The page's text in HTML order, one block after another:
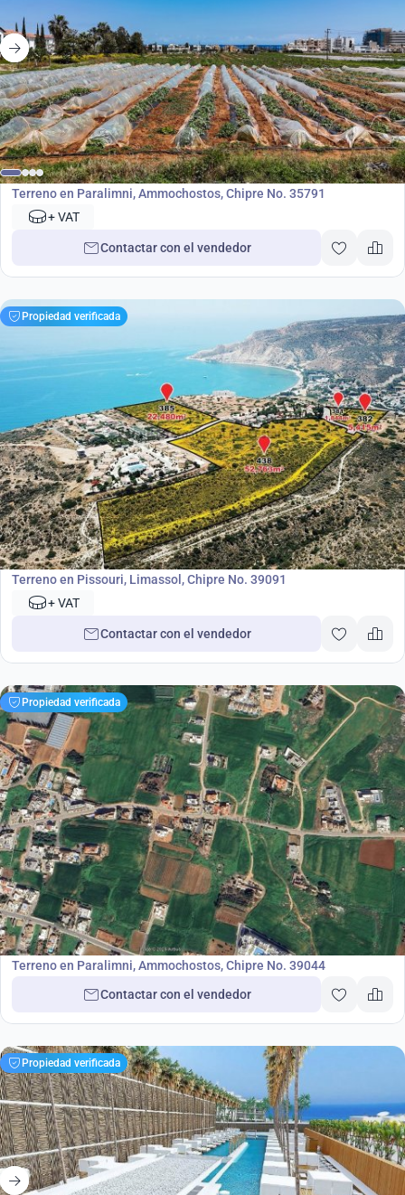
€595 000
Terreno
Terreno en Paralimni, Ammochostos, Chipre No. 35791
+ VAT
Contactar con el vendedor
Propiedad verificada
€500 000
Terreno
Terreno en Pissouri, Limassol, Chipre No. 39091
+ VAT
Contactar con el vendedor
Propiedad verificada
€300 000
Terreno
Terreno en Paralimni, Ammochostos, Chipre No. 39044
Contactar con el vendedor
Propiedad verificada